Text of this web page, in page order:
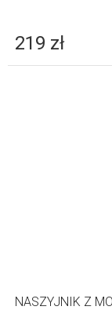
219 zł
NASZYJNIK Z